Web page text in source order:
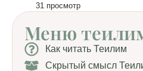
31 просмотр
Меню
Как читать Теилим
Скрытый смысл